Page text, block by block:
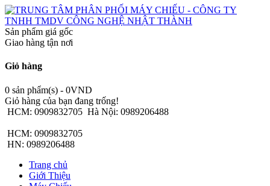
Sản phẩm giá gốc
Giao hàng tận nơi
Giỏ hàng
0 sản phẩm(s) - 0VND
Giỏ hàng của bạn đang trống!
HCM: 0909832705 Hà Nội: 0989206488
HCM: 0909832705
HN: 0989206488
Trang chủ
Giới Thiệu